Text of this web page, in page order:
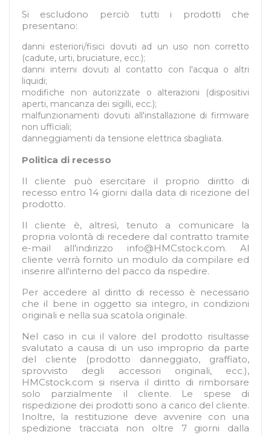
Si escludono perciò tutti i prodotti che
presentano:
danni esteriori/fisici dovuti ad un uso non corretto
(cadute, urti, bruciature, ecc.);
danni interni dovuti al contatto con l'acqua o altri
liquidi;
modifiche non autorizzate o alterazioni (dispositivi
aperti, mancanza dei sigilli, ecc.);
malfunzionamenti dovuti all'installazione di firmware
non ufficiali;
danneggiamenti da tensione elettrica sbagliata.
Politica di recesso
Il cliente può esercitare il proprio diritto di
recesso entro 14 giorni dalla data di ricezione del
prodotto.
Il cliente è, altresì, tenuto a comunicare la
propria volontà di recedere dal contratto tramite
e-mail all'indirizzo info@HMCstock.com. Al
cliente verrà fornito un modulo da compilare ed
inserire all'interno del pacco da rispedire.
Per accedere al diritto di recesso è necessario
che il bene in oggetto sia integro, in condizioni
originali e nella sua scatola originale.
Nel caso in cui il valore del prodotto risultasse
svalutato a causa di un uso improprio da parte
del cliente (prodotto danneggiato, graffiato,
sprovvisto degli accessori originali, ecc.),
HMCstock.com si riserva il diritto di rimborsare
solo parzialmente il cliente. Le spese di
rispedizione dei prodotti sono a carico del cliente.
Inoltre, la restituzione deve avvenire con una
spedizione tracciata non oltre 7 giorni dalla